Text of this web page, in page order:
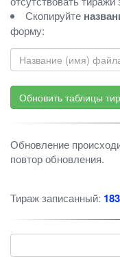
Скопируйте
форму:
Обновление
повтор обновления.
Тираж записанный: